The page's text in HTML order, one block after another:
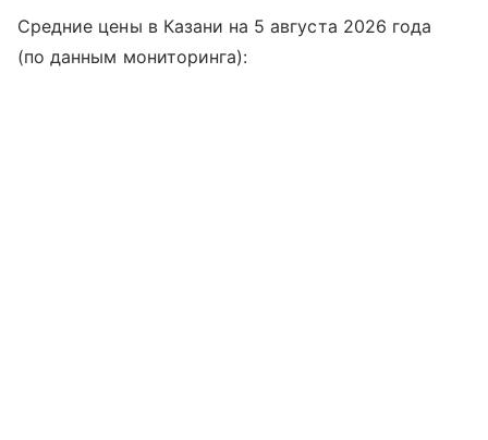
Средние цены в Казани на 5 августа 2026 года
(по данным мониторинга):